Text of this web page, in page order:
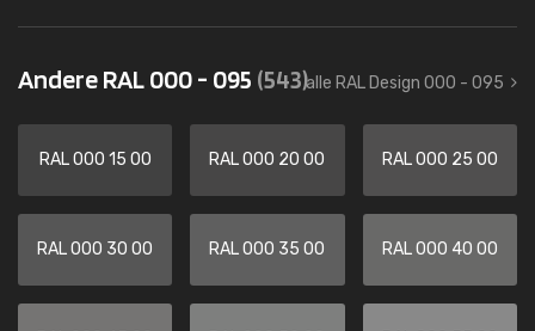
Andere RAL 000 - 095 (543)alle RAL Design 000 - 095
RAL 000 15 00 RAL 000 20 00 RAL 000 25 00
RAL 000 30 00 RAL 000 35 00 RAL 000 40 00